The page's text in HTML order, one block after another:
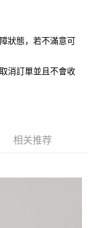
商业银行
後付手機驗證視
通知簡訊或AFTEE
AFTEE 會員者方能享
可延長的天數所計算
，但無法保證一定能
狀態，若不滿意可
消訂單並且不會收
相关推荐